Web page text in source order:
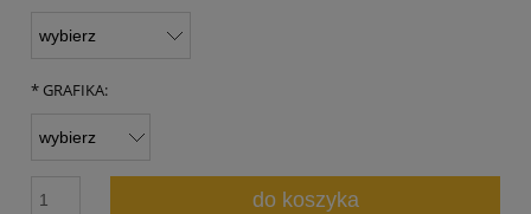
* GRAFIKA:
do koszyka